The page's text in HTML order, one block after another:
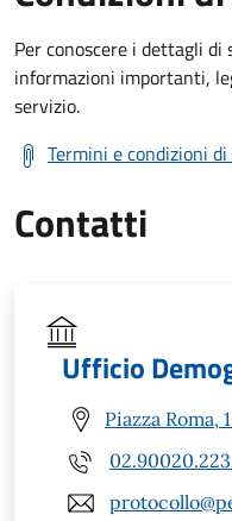
Per conoscere i dettagli
informazioni importanti,
servizio.
Termini e condizioni
Contatti
Ufficio
Piazza Roma,